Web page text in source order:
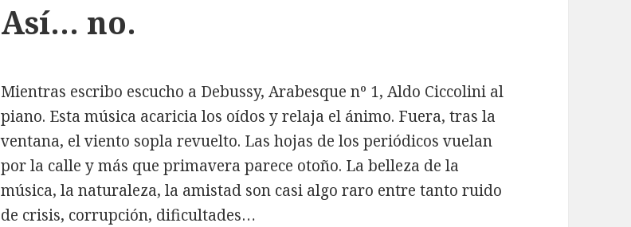
Así… no.
Mientras escribo escucho a Debussy, Arabesque nº 1, Aldo Ciccolini al
piano. Esta música acaricia los oídos y relaja el ánimo. Fuera, tras la
ventana, el viento sopla revuelto. Las hojas de los periódicos vuelan
por la calle y más que primavera parece otoño. La belleza de la
música, la naturaleza, la amistad son casi algo raro entre tanto ruido
de crisis, corrupción, dificultades…